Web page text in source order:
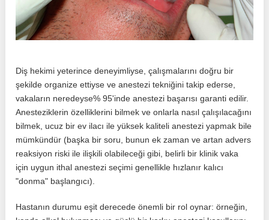
Diş hekimi yeterince deneyimliyse, çalışmalarını doğru bir
şekilde organize ettiyse ve anestezi tekniğini takip ederse,
vakaların neredeyse% 95'inde anestezi başarısı garanti edilir.
Anesteziklerin özelliklerini bilmek ve onlarla nasıl çalışılacağını
bilmek, ucuz bir ev ilacı ile yüksek kaliteli anestezi yapmak bile
mümkündür (başka bir soru, bunun ek zaman ve artan advers
reaksiyon riski ile ilişkili olabileceği gibi, belirli bir klinik vaka
için uygun ithal anestezi seçimi genellikle hızlanır kalıcı
"donma" başlangıcı).
Hastanın durumu eşit derecede önemli bir rol oynar: örneğin,